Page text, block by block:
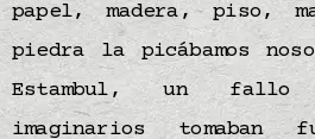
papel, madera, piso,
piedra la picábamos
Estambul, un fallo
imaginarios tomaban